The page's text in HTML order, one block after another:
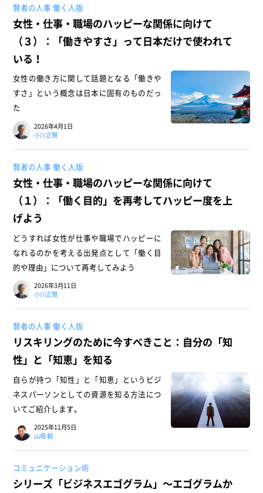
賢者の人事 働く人版
女性・仕事・職場のハッピーな関係に向けて
（３）：「働きやすさ」って日本だけで使われて
いる！
女性の働き方に関して話題となる「働きや
すさ」という概念は日本に固有のものだっ
た
2026年4月1日
小川正賢
賢者の人事 働く人版
女性・仕事・職場のハッピーな関係に向けて
（１）：「働く目的」を再考してハッピー度を上
げよう
どうすれば女性が仕事や職場でハッピーに
なれるのかを考える出発点として「働く目
的や理由」について再考してみよう
2026年3月11日
小川正賢
賢者の人事 働く人版
リスキリングのために今すべきこと：自分の「知
性」と「知恵」を知る
自らが持つ「知性」と「知恵」というビジ
ネスパーソンとしての資源を知る方法につ
いてご紹介します。
2025年11月5日
山極 毅
コミュニケーション術
シリーズ「ビジネスエゴグラム」～エゴグラムか